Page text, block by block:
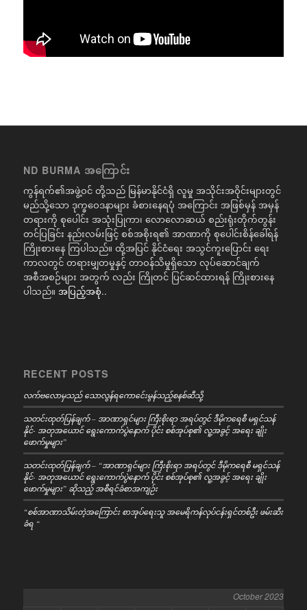
ND BURMA အကြောင်း
ကွန်ရက်၏အဖွဲ့ဝင် တို့သည် မြန်မာနိုင်ငံရှိ လူမှု အသိုင်းအဝိုင်းများတွင်
မည်သို့သော ဒုက္ခဝေဒနာများ ခံစားနေရပုံ အကြောင်း အဖြစ်မှန် အမှန်
တရားကို စုပေါင်း အသုံးပြုကာ၊ လောလောဆယ် စည်းရုံးတိုက်တွန်း
တင်ပြခြင်း နည်းလမ်းဖြင့် စစ်အစိုးရ၏ အာဏာကို စုပေါင်းစိန်ခေါ်ရန်
ကြိုးစားနေ ကြပါသည်။ ထို့အပြင် နိုင်ငံရေး အသွင်ကူးပြောင်း ရေး
ကာလတွင် တရားမျှတမှုနှင့် တာဝန်သိမှုရှိသော လုပ်ဆောင်ချက်
အစီအစဉ်များ အတွက် လည်း ကြိုတင် ပြင်ဆင်ထားရန် ကြိုးစားနေ
ပါသည်။ အပြည့်အစုံ..
RECENT POSTS
လက်ဗလောမှသည် သောလွန်ရကောင်ေးမွန်သည့်စနစ်ဆီသို့
သတင်းထုတ်ပြန်ချက် – အာဏာရှင်များ ကြီးစိုးရာ အရပ်တွင် ဒီမိုကရေစီ မရှင်သန်
နိုင်- အတုအယောင် ရွေးကောက်ပွဲနောက် ပိုင်း စစ်အုပ်စု၏ လူ့အခွင့် အရေး ချိုး
ဖောက်မှုများ”
သတင်းထုတ်ပြန်ချက် – “အာဏာရှင်များ ကြီးစိုးရာ အရပ်တွင် ဒီမိုကရေစီ မရှင်သန်
နိုင်- အတုအယောင် ရွေးကောက်ပွဲနောက် ပိုင်း စစ်အုပ်စု၏ လူ့အခွင့် အရေး ချိုး
ဖောက်မှုများ” ဆိုသည့် အစီရင်ခံစာအကျဉ်း
“စစ်အာဏာသိမ်းတဲ့အကြောင်း စာအုပ်ရေးသူ အမေရိကန်လုပ်ငန်းရှင်တစ်ဦး ဖမ်းဆီး
ခံရ “
October 2023